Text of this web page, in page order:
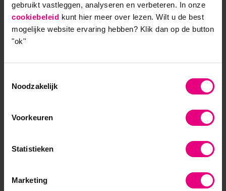
gebruikt vastleggen, analyseren en verbeteren. In onze
cookiebeleid kunt hier meer over lezen. Wilt u de best
mogelijke website ervaring hebben? Klik dan op de button
"ok''
Noodzakelijk
Voorkeuren
Statistieken
Marketing
Tijdens deze complexe technologische
veranderingen speelt psychologische veiligheid een
centrale rol. Deze term verwijst naar een
risico’s te nemen, fouten te maken en hun mening te
Het waarborgen van psychologische veiligheid is
baanverlies tot afhankelijkheid – te kunnen
bespreken en aanpakken. In bovenstaande alinea’s
leidinggevenden handvatten te geven om deze
Leiderschap in de toekomst vraagt om een actieve